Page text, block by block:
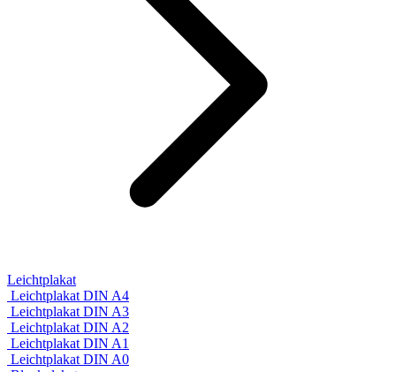
Leichtplakat
Leichtplakat DIN A4
Leichtplakat DIN A3
Leichtplakat DIN A2
Leichtplakat DIN A1
Leichtplakat DIN A0